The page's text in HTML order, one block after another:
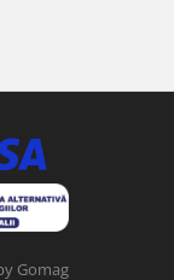
Gomag